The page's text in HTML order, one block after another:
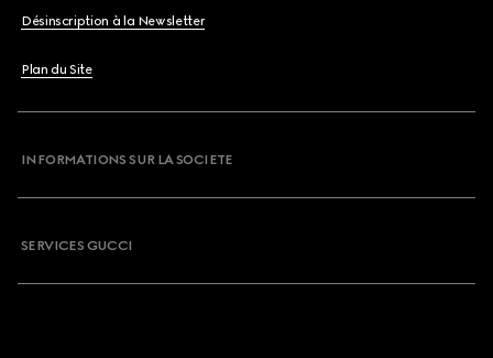
Désinscription à la Newsletter
Plan du Site
INFORMATIONS SUR LA SOCIETE
SERVICES GUCCI